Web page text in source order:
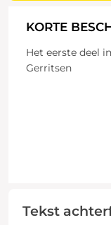
KORTE
Het eerste deel
Gerritsen
Tekst